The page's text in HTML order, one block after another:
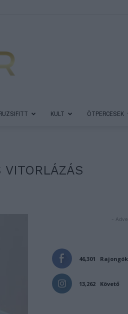
KULT ÖTPERCESEK
VITORLÁZÁS
-
46,301 Rajongók
13,262 Követő